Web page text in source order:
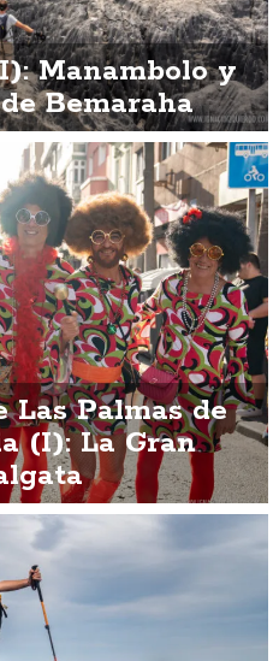
Manambolo y
Bemaraha
Las Palmas de
(I): La Gran